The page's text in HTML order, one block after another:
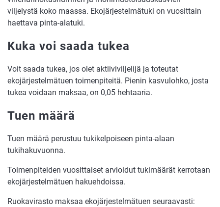
viljelystä koko maassa. Ekojärjestelmätuki on vuosittain
haettava pinta-alatuki.
Kuka voi saada tukea
Voit saada tukea, jos olet aktiiviviljelijä ja toteutat
ekojärjestelmätuen toimenpiteitä. Pienin kasvulohko, josta
tukea voidaan maksaa, on 0,05 hehtaaria.
Tuen määrä
Tuen määrä perustuu tukikelpoiseen pinta-alaan
tukihakuvuonna.
Toimenpiteiden vuosittaiset arvioidut tukimäärät kerrotaan
ekojärjestelmätuen hakuehdoissa.
Ruokavirasto maksaa ekojärjestelmätuen seuraavasti: